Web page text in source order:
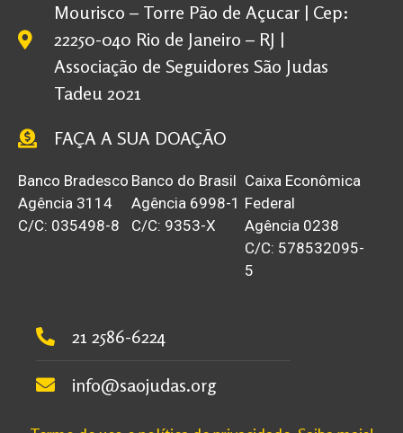
Mourisco – Torre Pão de Açucar | Cep:
22250-040 Rio de Janeiro – RJ |
Associação de Seguidores São Judas
Tadeu 2021
FAÇA A SUA DOAÇÃO
Banco Bradesco
Agência 3114
C/C: 035498-8
Banco do Brasil
Agência 6998-1
C/C: 9353-X
Caixa Econômica
Federal
Agência 0238
C/C: 578532095-
5
21 2586-6224
info@saojudas.org